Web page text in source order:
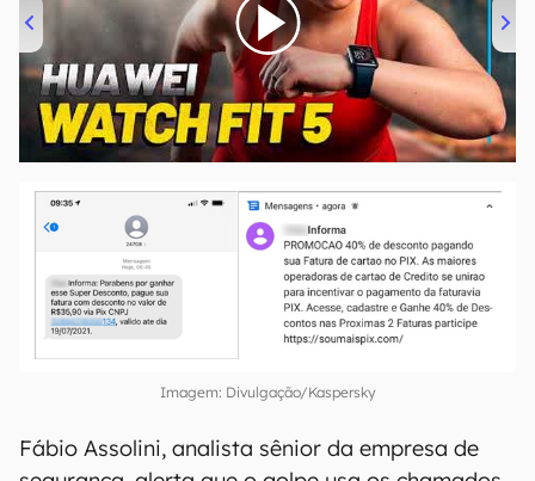
00:00/04:51
Imagem: Divulgação/Kaspersky
Fábio Assolini, analista sênior da empresa de